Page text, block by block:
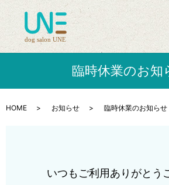
臨時休業のお知
HOME お知らせ 臨時休業のお知らせ
いつもご利用ありがとう